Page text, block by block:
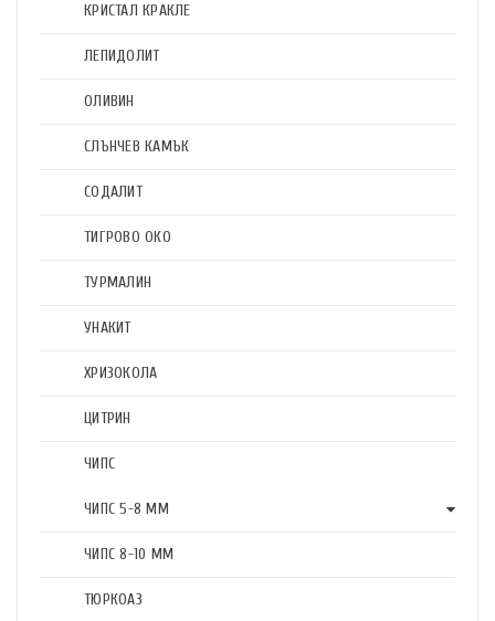
КРИСТАЛ КРАКЛЕ
ЛЕПИДОЛИТ
ОЛИВИН
СЛЪНЧЕВ КАМЪК
СОДАЛИТ
ТИГРОВО ОКО
ТУРМАЛИН
УНАКИТ
ХРИЗОКОЛА
ЦИТРИН
ЧИПС
ЧИПС 5-8 ММ
ЧИПС 8-10 ММ
ТЮРКОАЗ